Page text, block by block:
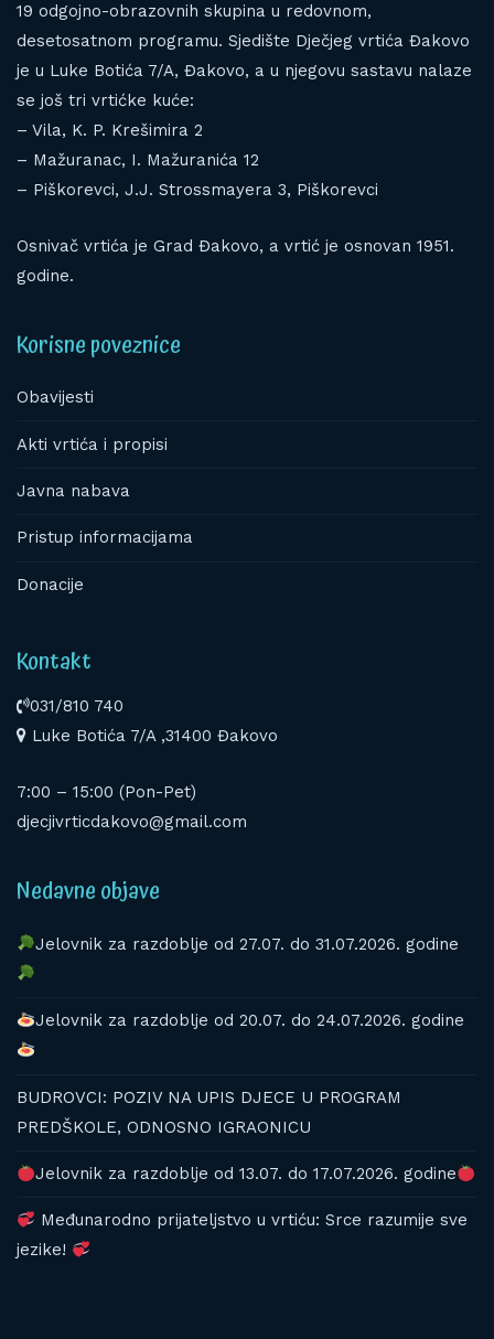
19 odgojno-obrazovnih skupina u redovnom,
desetosatnom programu. Sjedište Dječjeg vrtića Đakovo
je u Luke Botića 7/A, Đakovo, a u njegovu sastavu nalaze
se još tri vrtićke kuće:
– Vila, K. P. Krešimira 2
– Mažuranac, I. Mažuranića 12
– Piškorevci, J.J. Strossmayera 3, Piškorevci
Osnivač vrtića je Grad Đakovo, a vrtić je osnovan 1951.
godine.
Korisne poveznice
Obavijesti
Akti vrtića i propisi
Javna nabava
Pristup informacijama
Donacije
Kontakt
031/810 740
Luke Botića 7/A ,31400 Đakovo
7:00 – 15:00 (Pon-Pet)
djecjivrticdakovo@gmail.com
Nedavne objave
Jelovnik za razdoblje od 27.07. do 31.07.2026. godine
Jelovnik za razdoblje od 20.07. do 24.07.2026. godine
BUDROVCI: POZIV NA UPIS DJECE U PROGRAM
PREDŠKOLE, ODNOSNO IGRAONICU
Jelovnik za razdoblje od 13.07. do 17.07.2026. godine
Međunarodno prijateljstvo u vrtiću: Srce razumije sve
jezike!